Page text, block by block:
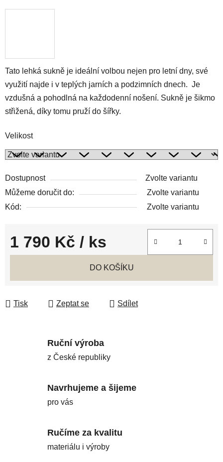
Tato lehká sukně je ideální volbou nejen pro letní dny, své
využití najde i v teplých jarních a podzimních dnech. Je
vzdušná a pohodlná na každodenní nošení. Sukně je šikmo
střižená, díky tomu pruží do šířky.
Velikost
Dostupnost
Zvolte variantu
Můžeme doručit do:
Zvolte variantu
Kód:
Zvolte variantu
1 790 Kč / ks
Měrná cena:
DO KOŠÍKU
Tisk Zeptat se Sdílet
Ruční výroba
z České republiky
Navrhujeme a šijeme
pro vás
Ručíme za kvalitu
materiálu i výroby